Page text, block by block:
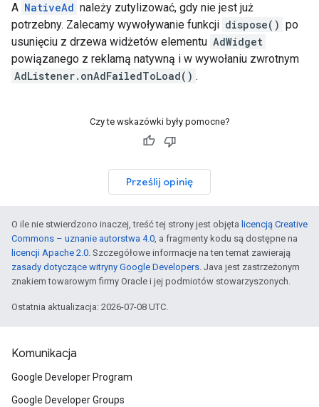
A NativeAd należy zutylizować, gdy nie jest już
potrzebny. Zalecamy wywoływanie funkcji dispose() po
usunięciu z drzewa widżetów elementu AdWidget
powiązanego z reklamą natywną i w wywołaniu zwrotnym
AdListener.onAdFailedToLoad() .
Czy te wskazówki były pomocne?
Prześlij opinię
O ile nie stwierdzono inaczej, treść tej strony jest objęta licencją Creative
Commons – uznanie autorstwa 4.0, a fragmenty kodu są dostępne na
licencji Apache 2.0. Szczegółowe informacje na ten temat zawierają
zasady dotyczące witryny Google Developers. Java jest zastrzeżonym
znakiem towarowym firmy Oracle i jej podmiotów stowarzyszonych.
Ostatnia aktualizacja: 2026-07-08 UTC.
Komunikacja
Google Developer Program
Google Developer Groups